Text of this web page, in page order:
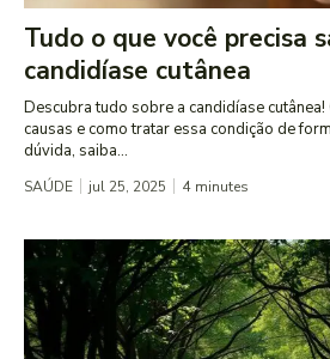
Tudo o que você precisa
candidíase cutânea
Descubra tudo sobre a candidíase
causas e como tratar essa condição de
dúvida, saiba...
SAÚDE jul 25, 2025 4 minutes